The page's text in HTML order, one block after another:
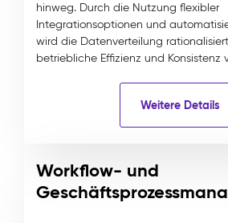
hinweg. Durch die Nutzung flexibler
Integrationsoptionen und
wird die Datenverteilung
betriebliche Effizienz und Konsistenz
Weitere Details
Workflow- und